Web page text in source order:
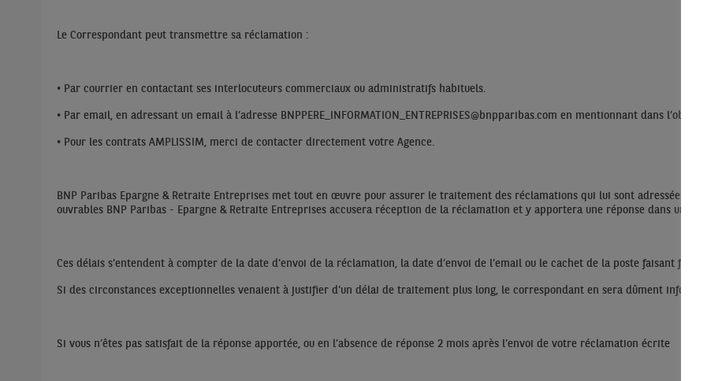
Le Correspondant peut transmettre sa réclamation :
• Par courrier en contactant ses interlocuteurs commerciaux ou administratifs habituels.
• Par email, en adressant un email à l’adresse BNPPERE_INFORMATION_ENTREPRISES@bnpparibas.com en mentionnant dans l’objet de
• Pour les contrats AMPLISSIM, merci de contacter directement votre Agence.
BNP Paribas Epargne & Retraite Entreprises met tout en œuvre pour assurer le traitement des réclamations qui lui sont adressées, dans
ouvrables BNP Paribas - Epargne & Retraite Entreprises accusera réception de la réclamation et y apportera une réponse dans un délai
Ces délais s'entendent à compter de la date d'envoi de la réclamation, la date d’envoi de l’email ou le cachet de la poste faisant foi pour
Si des circonstances exceptionnelles venaient à justifier d'un délai de traitement plus long, le correspondant en sera dûment informée.
Si vous n’êtes pas satisfait de la réponse apportée, ou en l’absence de réponse 2 mois après l’envoi de votre réclamation écrite